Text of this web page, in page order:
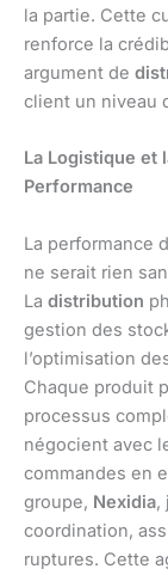
la partie. Cette
renforce la
argument de
client un niveau
La Logistique et
Performance
La performance
ne serait rien
La distribution
gestion des
l’optimisation
Chaque produit
processus
négocient avec
commandes en
groupe, Nexidia,
coordination,
ruptures. Cette